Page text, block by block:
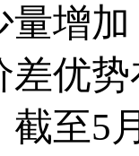
加
差优
至5